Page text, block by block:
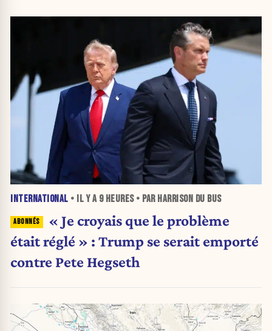
INTERNATIONAL • IL Y A 9 HEURES• PAR HARRISON DU BUS
« Je croyais que le problème
était réglé » : Trump se serait emporté
contre Pete Hegseth